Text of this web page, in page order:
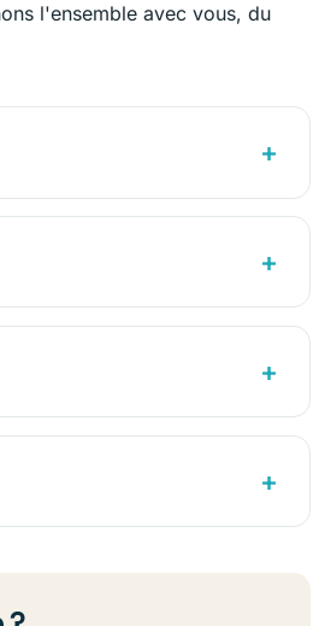
l'ensemble avec vous, du